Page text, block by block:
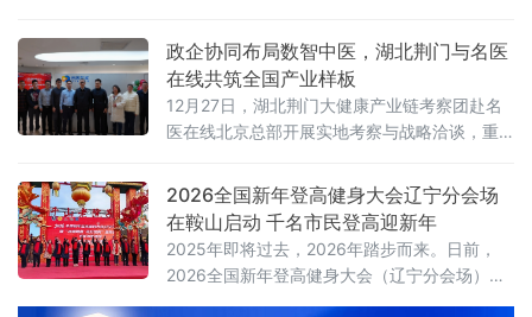
命，正悄然改变着我们的生活方式。健康中国
行动推进委员会印发《健康中国行动（2019—
2030年）》中建议，居民蔗糖的摄入量每人每
天不超过25克。
政企协同布局数智中医，湖北荆门与名医
在线共筑全国产业样板
12月27日，湖北荆门大健康产业链考察团赴名
医在线北京总部开展实地考察与战略洽谈，重
（含国医大师、全国名中医、青年医生及AI医
生）运营、人工智能医疗技术应用、优质医疗
资源整合等核心议题深入交流，并在“AI+医疗健
康”赋能基层中医、中医全球化推广、大健康产
业协同发展等领域达成多项共识。
2026全国新年登高健身大会辽宁分会场
在鞍山启动 千名市民登高迎新年
2025年即将过去，2026年踏步而来。日前，
2026全国新年登高健身大会（辽宁分会场）